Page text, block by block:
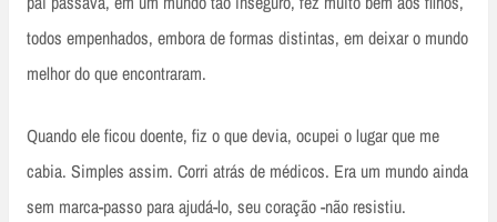
todos empenhados, embora de formas distintas, em deixar o mundo
melhor do que encontraram.
Quando ele ficou doente, fiz o que devia, ocupei o lugar que me
cabia. Simples assim. Corri atrás de médicos. Era um mundo ainda
sem marca-passo para ajudá-lo, seu coração -não resistiu.